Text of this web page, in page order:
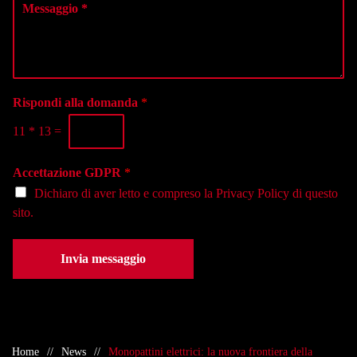
f
o
n
o
l
a
e
*
i
*
Rispondi alla domanda *
11 * 13 =
Accettazione GDPR *
Dichiaro di aver letto e compreso la Privacy Policy di questo
sito.
Invia messaggio
Home News Monopattini elettrici: la nuova frontiera della